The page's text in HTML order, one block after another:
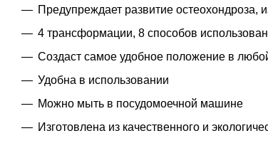
Предупреждает развитие
4 трансформации, 8 способов
Создаст самое удобное положение в
Удобна в использовании
Можно мыть в посудомоечной машине
Изготовлена из качественного и